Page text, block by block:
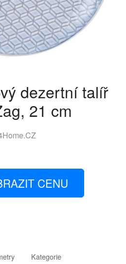
dezertní talíř
21 cm
CENU
Kategorie